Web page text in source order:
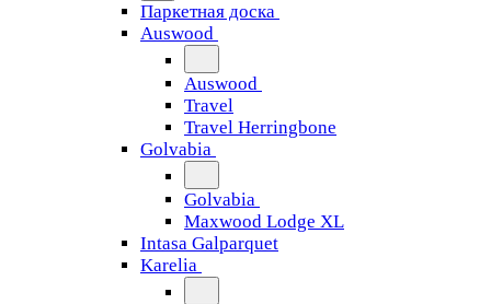
Паркетная доска
Auswood
Auswood
Travel
Travel Herringbone
Golvabia
Golvabia
Maxwood Lodge XL
Intasa Galparquet
Karelia